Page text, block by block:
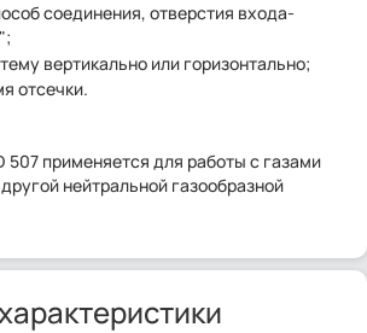
соединения, отверстия входа-
вертикально или горизонтально;
отсечки.
507 применяется для работы с газами
нейтральной газообразной